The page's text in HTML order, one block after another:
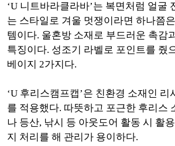
‘U 니트바라클라바’는 복면처럼 얼굴
는 스타일로 겨울 멋쟁이라면 하나쯤
템이다. 울혼방 소재로 부드러운 촉감
특징이다. 성조기 라벨로 포인트를 줬
베이지 2가지다.
‘U 후리스캠프캡’은 친환경 소재인 리
를 적용했다. 따뜻하고 포근한 후리스
나 등산, 낚시 등 아웃도어 활동 시 활
지 처리를 해 관리가 용이하다.